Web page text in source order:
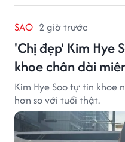
SAO 2 giờ trước
'Chị đẹp' Kim Hye
khoe chân dài
Kim Hye Soo tự tin khoe
hơn so với tuổi thật.